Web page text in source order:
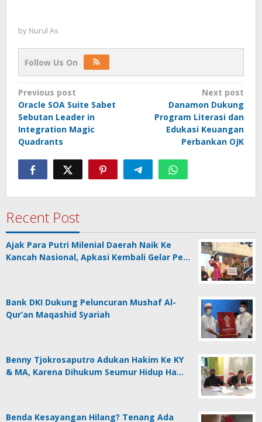
by Nurul As
Follow Us On
Post
navigation
Previous post
Oracle SOA Suite Sabet
Sebutan Leader in
Integration Magic
Quadrants
Next post
Danamon Dukung
Program Literasi dan
Edukasi Keuangan
Perbankan OJK
Recent Post
Ajak Para Putri Milenial Daerah Naik Ke
Kancah Nasional, Apkasi Kembali Gelar Pe…
Bank DKI Dukung Peluncuran Mushaf Al-
Qur’an Maqashid Syariah
Benny Tjokrosaputro Adukan Hakim Ke KY
& MA, Karena Dihukum Seumur Hidup Ha…
Benda Kesayangan Hilang? Tenang Ada